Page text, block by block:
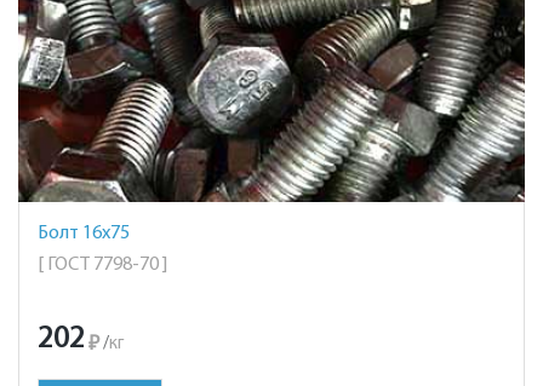
Болт 16х75
[ ГОСТ 7798-70 ]
202 ₽ /кг